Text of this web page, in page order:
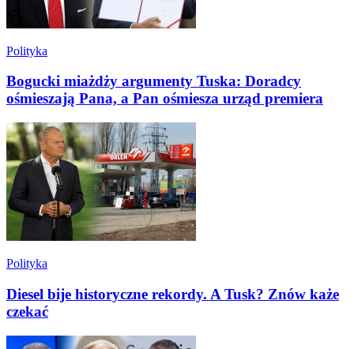
Polityka
Bogucki miażdży argumenty Tuska: Doradcy
ośmieszają Pana, a Pan ośmiesza urząd premiera
Polityka
Diesel bije historyczne rekordy. A Tusk? Znów każe
czekać